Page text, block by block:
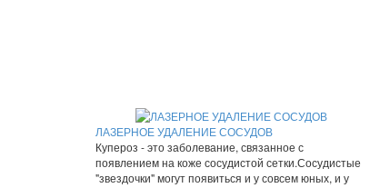
ЛАЗЕРНОЕ УДАЛЕНИЕ СОСУДОВ
Купероз - это заболевание, связанное с
появлением на коже сосудистой сетки.Сосудистые
"звездочки" могут появиться и у совсем юных, и у